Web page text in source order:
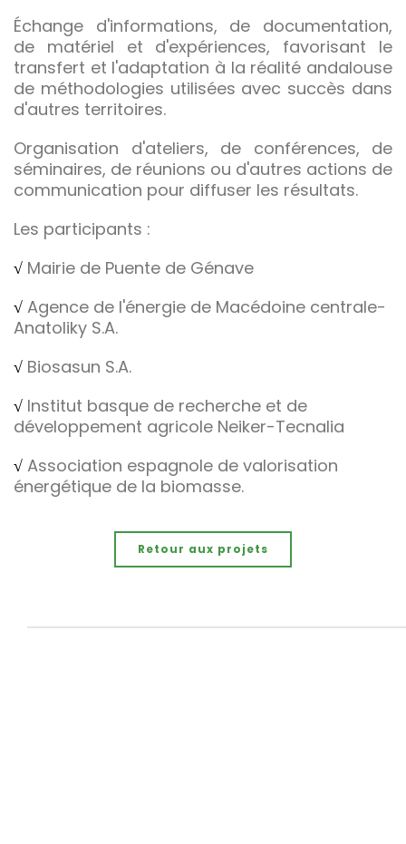
Échange d'informations, de documentation,
de matériel et d'expériences, favorisant le
transfert et l'adaptation à la réalité andalouse
de méthodologies utilisées avec succès dans
d'autres territoires.
Organisation d'ateliers, de conférences, de
séminaires, de réunions ou d'autres actions de
communication pour diffuser les résultats.
Les participants :
√ Mairie de Puente de Génave
√ Agence de l'énergie de Macédoine centrale-
Anatoliky S.A.
√ Biosasun S.A.
√ Institut basque de recherche et de
développement agricole Neiker-Tecnalia
√ Association espagnole de valorisation
énergétique de la biomasse.
Retour aux projets